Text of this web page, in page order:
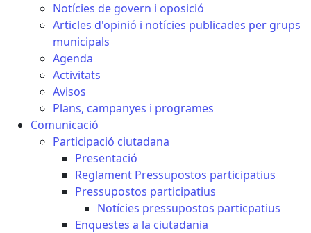
Notícies de govern i oposició
Articles d'opinió i notícies publicades per grups
municipals
Agenda
Activitats
Avisos
Plans, campanyes i programes
Comunicació
Participació ciutadana
Presentació
Reglament Pressupostos participatius
Pressupostos participatius
Notícies pressupostos particpatius
Enquestes a la ciutadania